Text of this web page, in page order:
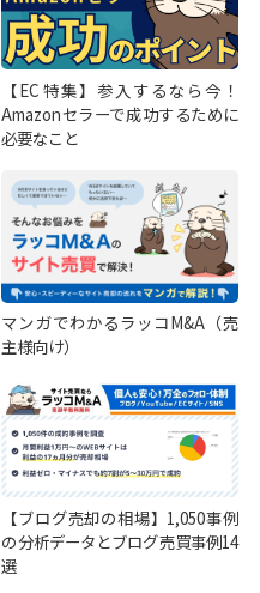
【EC特集】参入するなら今！
Amazonセラーで成功するために
必要なこと
マンガでわかるラッコM&A（売
主様向け）
【ブログ売却の相場】1,050事例
の分析データとブログ売買事例14
選